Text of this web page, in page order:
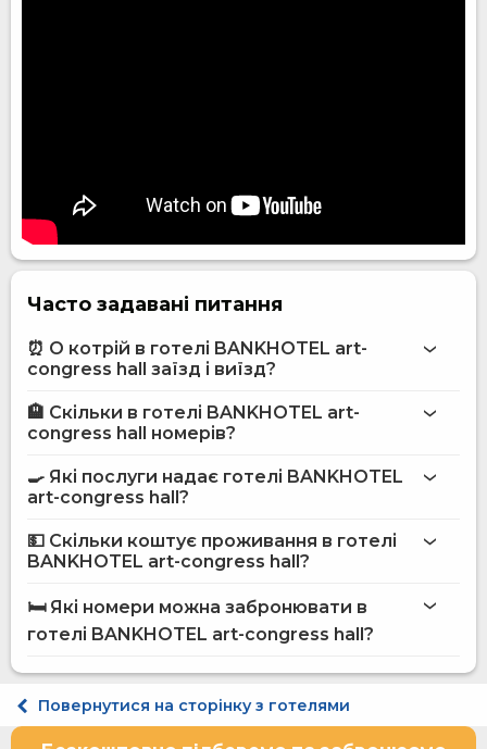
Часто задавані питання
⏰ О котрій в готелі BANKHOTEL art-
congress hall заїзд і виїзд?
Більше інформації про Готель BANKHOTEL art-
congress hall
🏨 Скільки в готелі BANKHOTEL art-
congress hall номерів?
🍳 Які послуги надає готелі BANKHOTEL
art-congress hall?
Бізнес-центр
Інтернет
Конференц-зала
Пральня
Обслуговування номерів
Трансфер в/з аеропорту
💵 Скільки коштує проживання в готелі
BANKHOTEL art-congress hall?
на сайті Hotels24.ua
🛏️ Які номери можна забронювати в
готелі BANKHOTEL art-congress hall?
Покращений двомісний Суперіор
Напівлюкс 4-місний
Повернутися на сторінку з готелями